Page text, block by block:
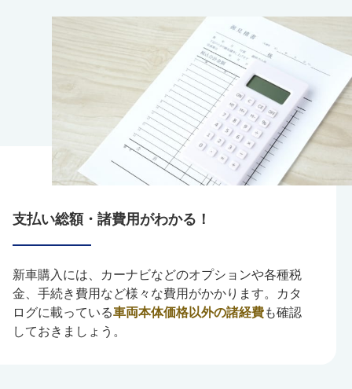
支払い総額・諸費用がわかる！
新車購入には、カーナビなどのオプションや各種税
金、手続き費用など様々な費用がかかります。カタ
ログに載っている車両本体価格以外の諸経費も確認
しておきましょう。